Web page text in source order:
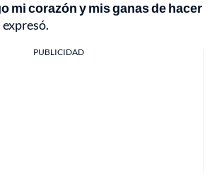
mi corazón y mis ganas de hacer
expresó.
PUBLICIDAD